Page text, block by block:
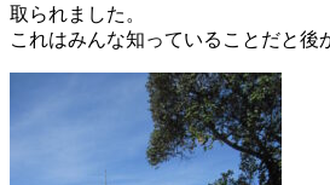
取られました。
これはみんな知っていることだと後